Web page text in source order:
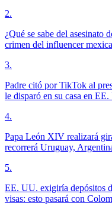
2.
¿Qué se sabe del asesinato
crimen del influencer
3.
Padre citó por TikTok al
le disparó en su casa en
4.
Papa León XIV realizará
recorrerá Uruguay,
5.
EE. UU. exigiría depósitos
visas: esto pasará con